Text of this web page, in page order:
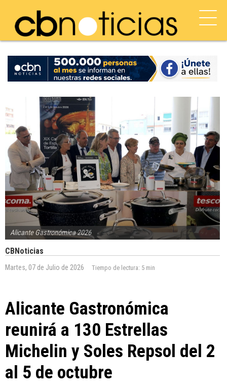
Alicante Gastronómica 2026
CBNoticias
Martes, 07 de Julio de 2026 Tiempo de lectura: 5 min
Alicante Gastronómica
reunirá a 130 Estrellas
Michelin y Soles Repsol del 2
al 5 de octubre